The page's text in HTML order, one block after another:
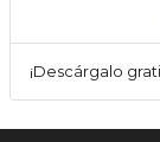
¡Descárgalo